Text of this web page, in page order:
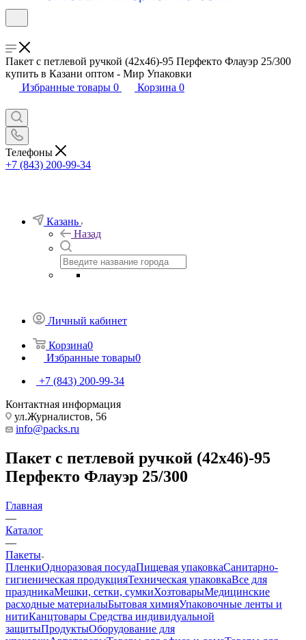
Пакет с петлевой ручкой (42х46)-95 Перфекто Флауэр 25/300
купить в Казани оптом - Мир Упаковки
Избранные товары 0 Корзина 0
Телефоны
+7 (843) 200-99-34
Казань
Назад
Личный кабинет
Корзина0
Избранные товары0
+7 (843) 200-99-34
Контактная информация
ул.Журналистов, 56
info@packs.ru
Пакет с петлевой ручкой (42х46)-95
Перфекто Флауэр 25/300
Главная
—
Каталог
—
Пакеты
ПленкиОдноразовая посудаПищевая упаковкаСанитарно-
гигиеническая продукцияТехническая упаковкаВсе для
праздникаМешки, сетки, сумкиХозтоварыМедицинские
расходные материалыБытовая химияУпаковочные ленты и
нитиКанцтовары Средства индивидуальной
защитыПродуктыОборудование для